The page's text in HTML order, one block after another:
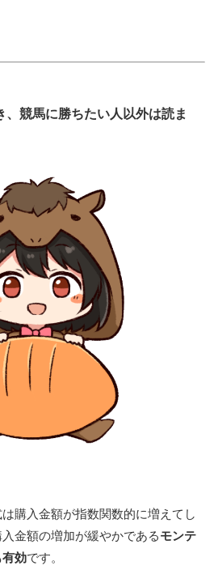
、競馬に勝ちたい人以外は読ま
購入金額が指数関数的に増えてし
金額の増加が緩やかであるモンテ
有効です。